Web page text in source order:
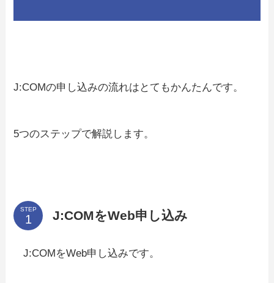
J:COMの申し込みの流れはとてもかんたんです。
5つのステップで解説します。
STEP J:COMをWeb申し込み
J:COMをWeb申し込みです。